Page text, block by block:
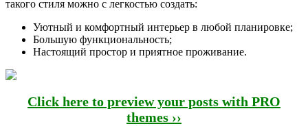
такого стиля можно с легкостью создать:
Уютный и комфортный интерьер в любой планировке;
Большую функциональность;
Настоящий простор и приятное проживание.
Click here to preview your posts with PRO
themes ››